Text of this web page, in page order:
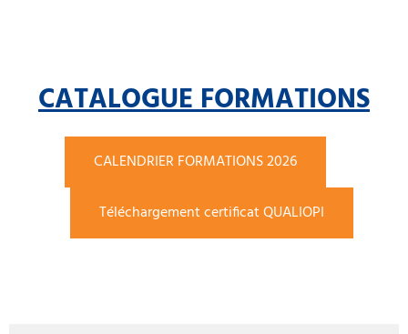
CATALOGUE FORMATIONS
CALENDRIER FORMATIONS 2026
Téléchargement certificat QUALIOPI